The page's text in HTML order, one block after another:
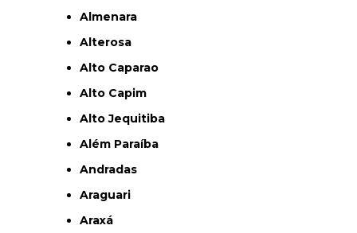
Almenara
Alterosa
Alto Caparao
Alto Capim
Alto Jequitiba
Além Paraíba
Andradas
Araguari
Araxá